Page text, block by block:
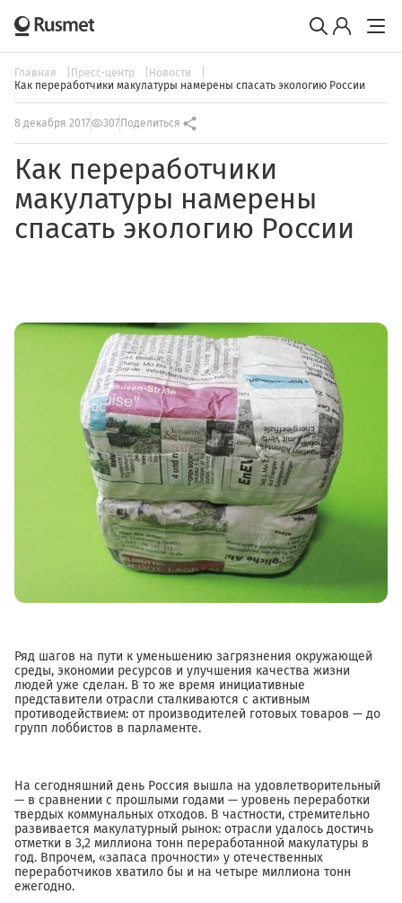
Главная Пресс-центр
Новости
Как переработчики макулатуры намерены спасать экологию России
8 декабря 2017 307 Поделиться
Как переработчики
макулатуры намерены
спасать экологию России
Ряд шагов на пути к уменьшению загрязнения окружающей
среды, экономии ресурсов и улучшения качества жизни
людей уже сделан. В то же время инициативные
представители отрасли сталкиваются с активным
противодействием: от производителей готовых товаров — до
групп лоббистов в парламенте.
На сегодняшний день Россия вышла на удовлетворительный
— в сравнении с прошлыми годами — уровень переработки
твердых коммунальных отходов. В частности, стремительно
развивается макулатурный рынок: отрасли удалось достичь
отметки в 3,2 миллиона тонн переработанной макулатуры в
год. Впрочем, «запаса прочности» у отечественных
переработчиков хватило бы и на четыре миллиона тонн
ежегодно.